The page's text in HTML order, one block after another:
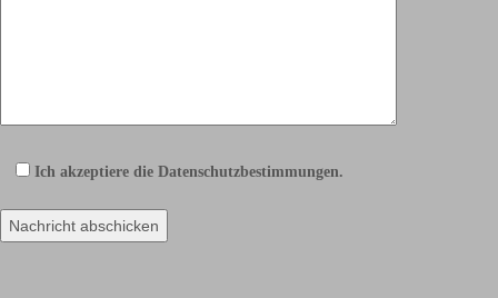
Ich akzeptiere die Datenschutzbestimmungen.